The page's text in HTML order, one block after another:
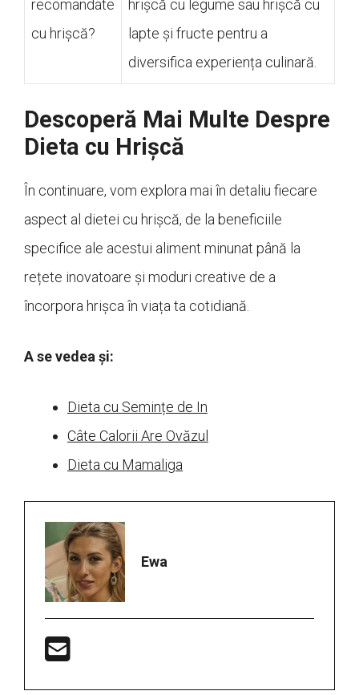
recomandate
cu hrișcă?
hrișcă cu legume sau hrișcă cu
lapte și fructe pentru a
diversifica experiența culinară.
Descoperă Mai Multe Despre
Dieta cu Hrișcă
În continuare, vom explora mai în detaliu fiecare
aspect al dietei cu hrișcă, de la beneficiile
specifice ale acestui aliment minunat până la
rețete inovatoare și moduri creative de a
încorpora hrișca în viața ta cotidiană.
A se vedea și:
Dieta cu Semințe de In
Câte Calorii Are Ovăzul
Dieta cu Mamaliga
Ewa